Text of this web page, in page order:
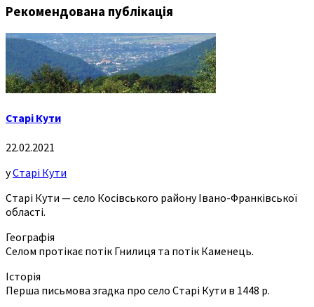
Рекомендована публікація
Старі Кути
22.02.2021
уСтарі Кути
Старі Кути — село Косівського району Івано-Франківської
області.
Географія
Селом протікає потік Гнилиця та потік Каменець.
Історія
Перша письмова згадка про село Старі Кути в 1448 р.